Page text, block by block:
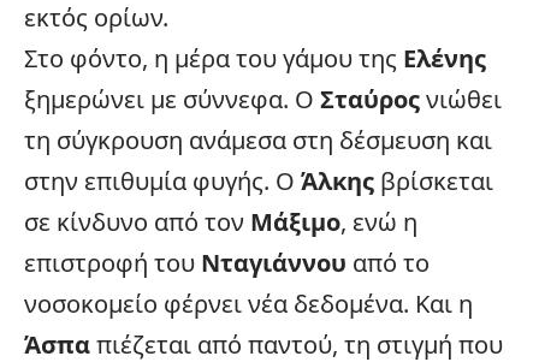
εκτός ορίων.
Στο φόντο, η μέρα του γάμου της Ελένης
ξημερώνει με σύννεφα. Ο Σταύροςνιώθει
τη σύγκρουση ανάμεσα στη δέσμευση και
στην επιθυμία φυγής. Ο Άλκης βρίσκεται
σε κίνδυνο από τον Μάξιμο, ενώ η
επιστροφή του Νταγιάννου από το
νοσοκομείο φέρνει νέα δεδομένα. Και η
Άσπαπιέζεται από παντού, τη στιγμή που